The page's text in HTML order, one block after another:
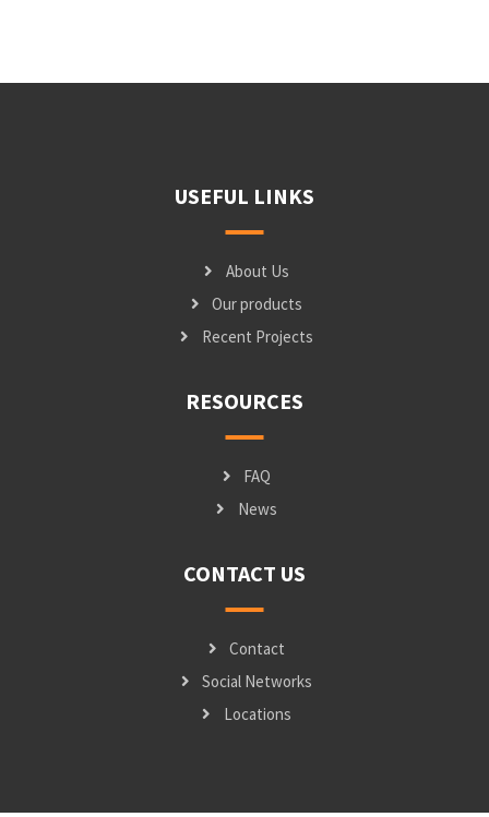
USEFUL LINKS
About Us
Our products
Recent Projects
RESOURCES
FAQ
News
CONTACT US
Contact
Social Networks
Locations